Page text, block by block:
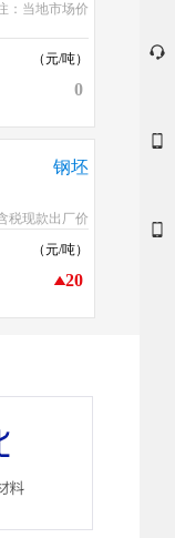
：当地市场价
（元/吨）
0
钢坯
税现款出厂价
（元/吨）
20